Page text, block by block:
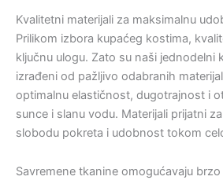
Kvalitetni materijali za maksimalnu
Prilikom izbora kupaćeg kostima,
ključnu ulogu. Zato su naši jednodelni
izrađeni od pažljivo odabranih
optimalnu elastičnost, dugotrajnost i
sunce i slanu vodu. Materijali prijatni
slobodu pokreta i udobnost tokom
Savremene tkanine omogućavaju